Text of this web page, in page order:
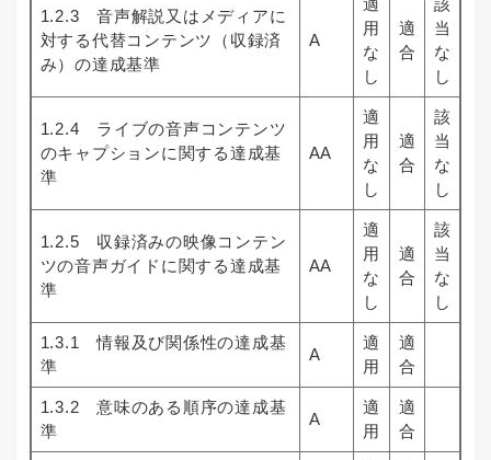
1.2.3 音声解説又はメディアに
対する代替コンテンツ（収録済
み）の達成基準
A
適
用
な
し
適
合
該
当
な
し
1.2.4 ライブの音声コンテンツ
のキャプションに関する達成基
準
AA
適
用
な
し
適
合
該
当
な
し
1.2.5 収録済みの映像コンテン
ツの音声ガイドに関する達成基
準
AA
適
用
な
し
適
合
該
当
な
し
1.3.1 情報及び関係性の達成基
準
A
適
用
適
合
1.3.2 意味のある順序の達成基
準
A
適
用
適
合